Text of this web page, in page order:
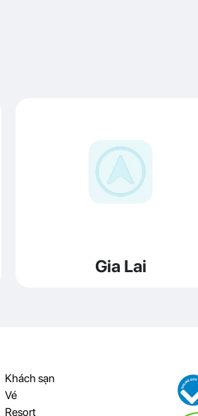
Gia Lai
Khách sạn
Vé
Resort